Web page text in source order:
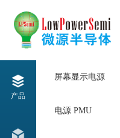
产品
屏幕显示电源
电源 PMU